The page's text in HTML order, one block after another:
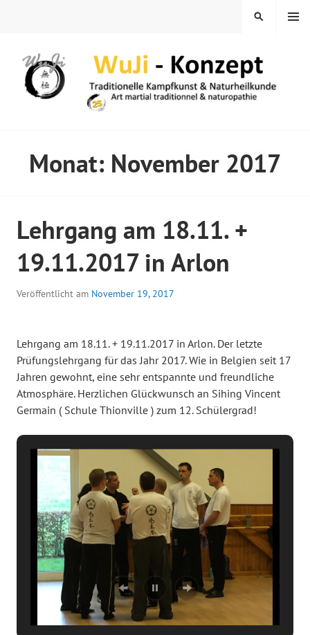
MENÜ
SUCHEN
Monat: November 2017
Lehrgang am 18.11. +
19.11.2017 in Arlon
Veröffentlicht am November 19, 2017
Lehrgang am 18.11. + 19.11.2017 in Arlon. Der letzte
Prüfungslehrgang für das Jahr 2017. Wie in Belgien seit 17
Jahren gewohnt, eine sehr entspannte und freundliche
Atmosphäre. Herzlichen Glückwunsch an Sihing Vincent
Germain ( Schule Thionville ) zum 12. Schülergrad!